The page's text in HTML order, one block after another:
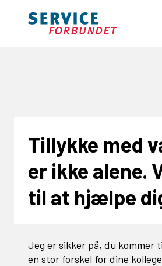
Tillykke med
er ikke alene.
til at hjælpe
Jeg er sikker på, du kommer
en stor forskel for dine